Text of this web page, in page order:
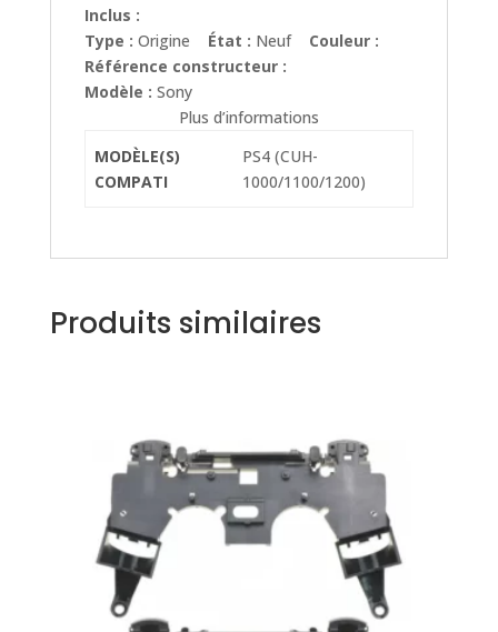
Inclus :
Type : Origine État : Neuf Couleur :
Référence constructeur :
Modèle : Sony
Plus d’informations
MODÈLE(S)
COMPATI
PS4 (CUH-
1000/1100/1200)
Produits similaires